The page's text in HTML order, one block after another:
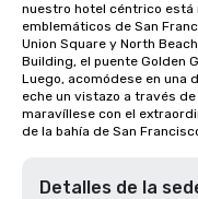
nuestro hotel céntrico
emblemáticos de San
Union Square y North
Building, el puente Golden
Luego, acomódese en una
eche un vistazo a través
maravíllese con el
de la bahía de San
Detalles de la